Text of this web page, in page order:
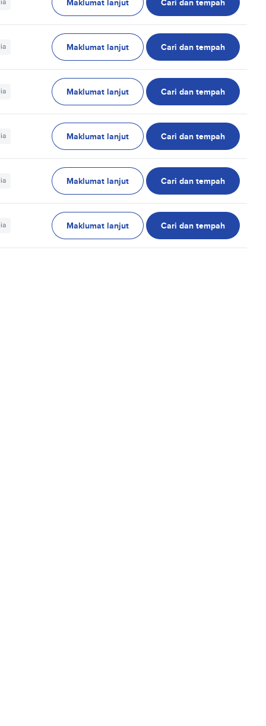
Maklumat lanjut Cari dan tempah
Maklumat lanjut Cari dan tempah
Maklumat lanjut Cari dan tempah
Maklumat lanjut Cari dan tempah
Maklumat lanjut Cari dan tempah
Maklumat lanjut Cari dan tempah